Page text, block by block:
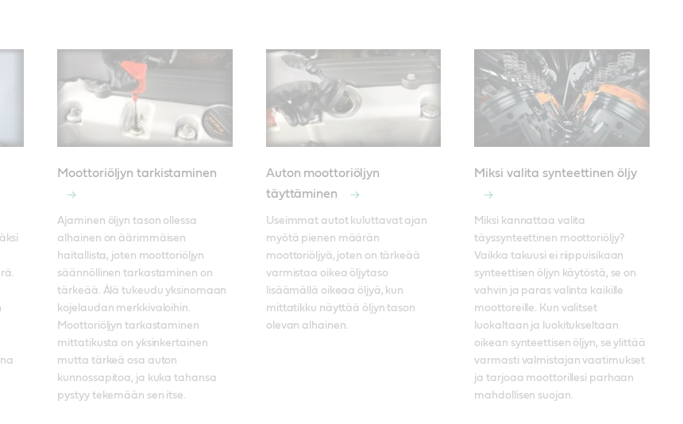
Moottoriöljyn tarkistaminen
Ajaminen öljyn tason ollessa
alhainen on äärimmäisen
haitallista, joten moottoriöljyn
säännöllinen tarkastaminen on
tärkeää. Älä tukeudu yksinomaan
kojelaudan merkkivaloihin.
Moottoriöljyn tarkastaminen
mittatikusta on yksinkertainen
mutta tärkeä osa auton
kunnossapitoa, ja kuka tahansa
pystyy tekemään sen itse.
Auton moottoriöljyn
täyttäminen
Useimmat autot kuluttavat ajan
myötä pienen määrän
moottoriöljyä, joten on tärkeää
varmistaa oikea öljytaso
lisäämällä oikeaa öljyä, kun
mittatikku näyttää öljyn tason
olevan alhainen.
Miksi valita synteettinen öljy
Miksi kannattaa valita
täyssynteettinen moottoriöljy?
Vaikka takuusi ei riippuisikaan
synteettisen öljyn käytöstä, se on
vahvin ja paras valinta kaikille
moottoreille. Kun valitset
luokaltaan ja luokitukseltaan
oikean synteettisen öljyn, se ylittää
varmasti valmistajan vaatimukset
ja tarjoaa moottorillesi parhaan
mahdollisen suojan.